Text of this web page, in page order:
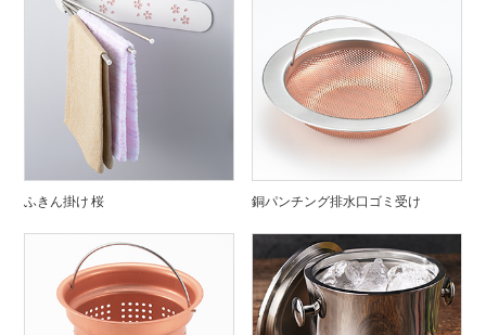
ふきん掛け 桜 銅パンチング排水口ゴミ受け